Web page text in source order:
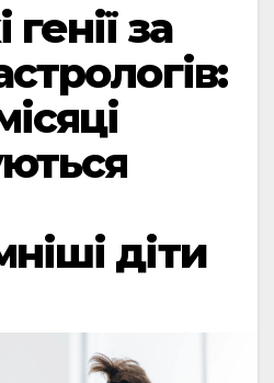
за
діти